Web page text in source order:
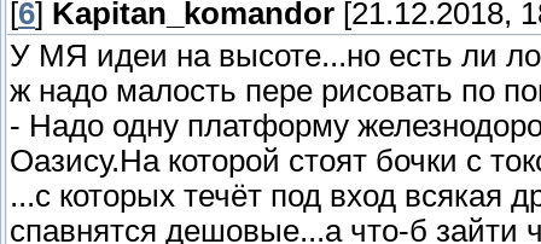
[6] Kapitan_komandor [21.12.2018,
У МЯ идеи на высоте...но есть ли
ж надо малость пере рисовать по
- Надо одну платформу
Оазису.На которой стоят бочки с
...с которых течёт под вход всякая
спавнятся дешовые...а что-б зайти